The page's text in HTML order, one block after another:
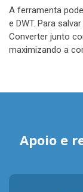
A ferramenta
e DWT. Para
Converter junto
maximizando a
Apoio e